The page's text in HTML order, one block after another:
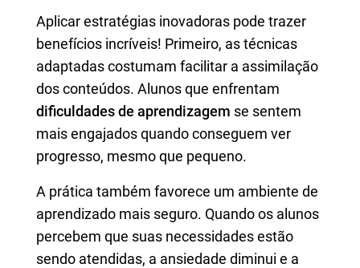
Aplicar estratégias inovadoras pode trazer
benefícios incríveis! Primeiro, as técnicas
adaptadas costumam facilitar a assimilação
dos conteúdos. Alunos que enfrentam
dificuldades de aprendizagem se sentem
mais engajados quando conseguem ver
progresso, mesmo que pequeno.
A prática também favorece um ambiente de
aprendizado mais seguro. Quando os alunos
percebem que suas necessidades estão
sendo atendidas, a ansiedade diminui e a